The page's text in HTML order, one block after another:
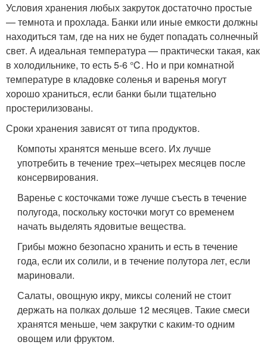
Условия хранения любых закруток достаточно простые
— темнота и прохлада. Банки или иные емкости должны
находиться там, где на них не будет попадать солнечный
свет. А идеальная температура — практически такая, как
в холодильнике, то есть 5-6 ℃. Но и при комнатной
температуре в кладовке соленья и варенья могут
хорошо храниться, если банки были тщательно
простерилизованы.
Сроки хранения зависят от типа продуктов.
Компоты хранятся меньше всего. Их лучше
употребить в течение трех–четырех месяцев после
консервирования.
Варенье с косточками тоже лучше съесть в течение
полугода, поскольку косточки могут со временем
начать выделять ядовитые вещества.
Грибы можно безопасно хранить и есть в течение
года, если их солили, и в течение полутора лет, если
мариновали.
Салаты, овощную икру, миксы солений не стоит
держать на полках дольше 12 месяцев. Такие смеси
хранятся меньше, чем закрутки с каким-то одним
овощем или фруктом.